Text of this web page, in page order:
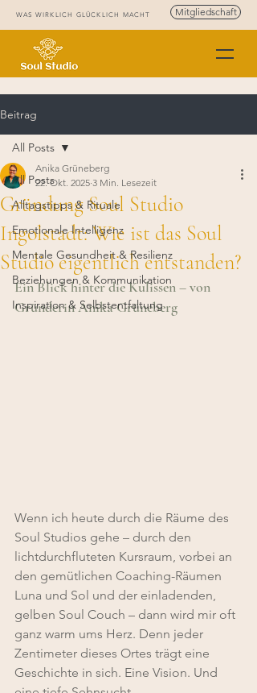
WAS WIRKLICH GLÜCKLICH MACHT Mitgliedschaft
Beitrag
All Posts
Alltagstipps & Rituale
Emotionale Intelligenz
Mentale Gesundheit & Resilienz
Beziehungen & Kommunikation
Inspiration & Selbstentfaltung
All Posts
Gründung Soul Studio
Ingolstadt: Wie ist das Soul
Studio eigentlich entstanden?
Anika Grüneberg
22. Okt. 2025 3 Min. Lesezeit
Ein Blick hinter die Kulissen – von
Gründerin Anika Grüneberg
Wenn ich heute durch die Räume des
Soul Studios gehe – durch den
lichtdurchfluteten Kursraum, vorbei an
den gemütlichen Coaching-Räumen
Luna und Sol und der einladenden,
gelben Soul Couch – dann wird mir oft
ganz warm ums Herz. Denn jeder
Zentimeter dieses Ortes trägt eine
Geschichte in sich. Eine Vision. Und